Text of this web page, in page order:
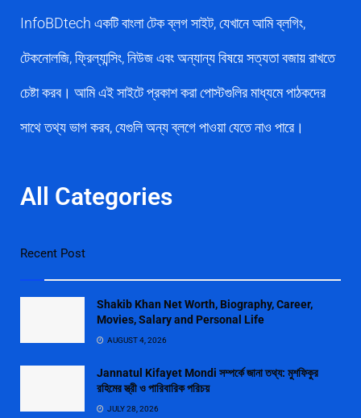
InfoBDtech একটি বাংলা টেক ব্লগ সাইট, যেখানে আমি ব্লগিং,
টেকনোলজি, ফ্রিল্যান্সিং, নিউজ এবং অন্যান্য বিষয়ে সত্যতা বজায় রাখতে
চেষ্টা করব। আমি এই সাইটে প্রকাশ করা পোস্টগুলির মাধ্যমে পাঠকদের
সাথে তথ্য ভাগ করব, যেগুলি অন্য ব্লগে পাওয়া যেতে নাও পারে।
All Categories
Recent Post
Shakib Khan Net Worth, Biography, Career,
Movies, Salary and Personal Life
AUGUST 4, 2026
Jannatul Kifayet Mondi সম্পর্কে জানা তথ্য: মুশফিকুর
রহিমের স্ত্রী ও পারিবারিক পরিচয়
JULY 28, 2026